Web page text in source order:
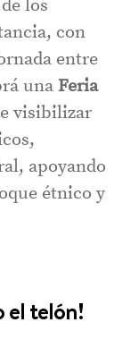
los
con
entre
una Feria
visibilizar
apoyando
étnico y
el telón!